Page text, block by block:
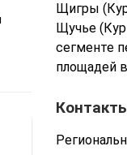
Щигры
Щучье
сегменте
площадей